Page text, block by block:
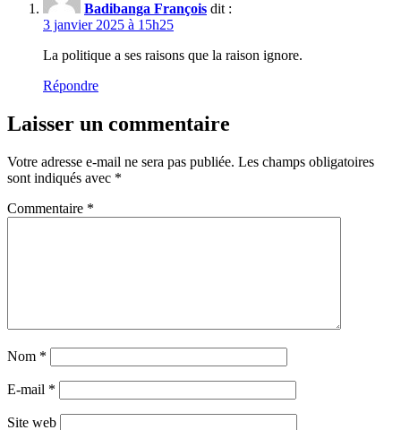
Badibanga François dit :
3 janvier 2025 à 15h25
La politique a ses raisons que la raison ignore.
Répondre
Laisser un commentaire
Votre adresse e-mail ne sera pas publiée. Les champs obligatoires
sont indiqués avec *
Commentaire *
Nom *
E-mail *
Site web